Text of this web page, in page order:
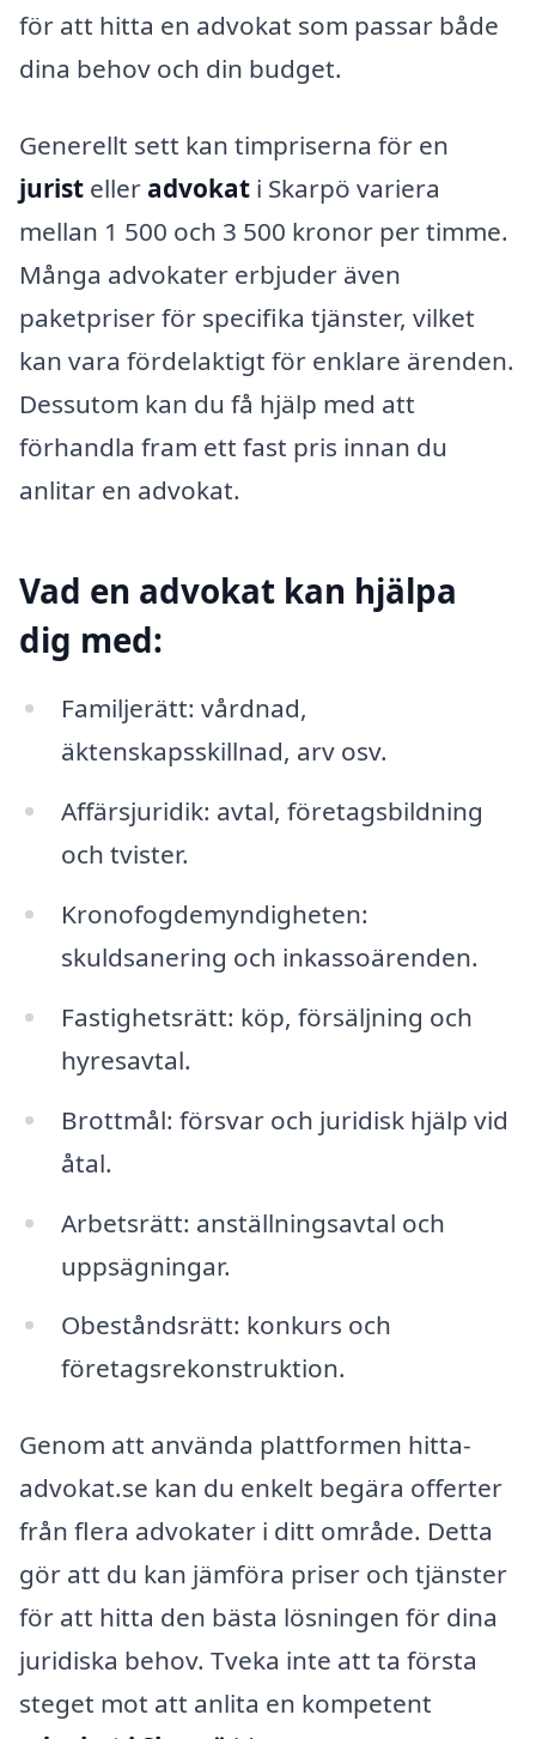
för att hitta en advokat som passar både
dina behov och din budget.
Generellt sett kan timpriserna för en
jurist eller advokat i Skarpö variera
mellan 1 500 och 3 500 kronor per timme.
Många advokater erbjuder även
paketpriser för specifika tjänster, vilket
kan vara fördelaktigt för enklare ärenden.
Dessutom kan du få hjälp med att
förhandla fram ett fast pris innan du
anlitar en advokat.
Vad en advokat kan hjälpa
dig med:
Familjerätt: vårdnad,
äktenskapsskillnad, arv osv.
Affärsjuridik: avtal, företagsbildning
och tvister.
Kronofogdemyndigheten:
skuldsanering och inkassoärenden.
Fastighetsrätt: köp, försäljning och
hyresavtal.
Brottmål: försvar och juridisk hjälp vid
åtal.
Arbetsrätt: anställningsavtal och
uppsägningar.
Obeståndsrätt: konkurs och
företagsrekonstruktion.
Genom att använda plattformen hitta-
advokat.se kan du enkelt begära offerter
från flera advokater i ditt område. Detta
gör att du kan jämföra priser och tjänster
för att hitta den bästa lösningen för dina
juridiska behov. Tveka inte att ta första
steget mot att anlita en kompetent